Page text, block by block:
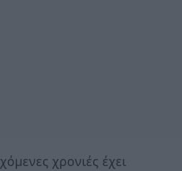
χρονιές έχει